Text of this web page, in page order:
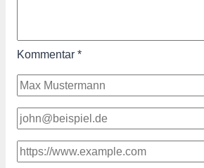
Kommentar *